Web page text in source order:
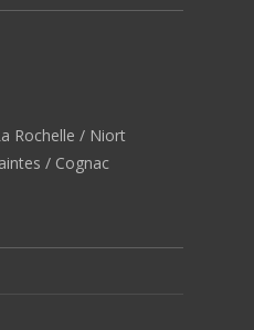
Rochelle / Niort
/ Cognac